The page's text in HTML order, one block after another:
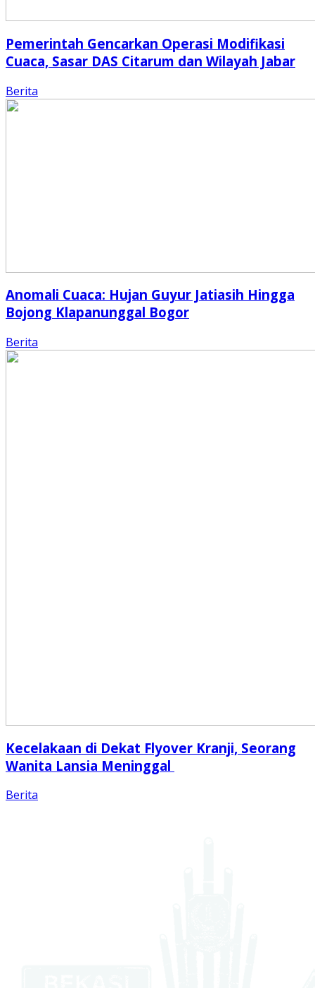
Pemerintah Gencarkan Operasi Modifikasi
Cuaca, Sasar DAS Citarum dan Wilayah Jabar
Berita
Anomali Cuaca: Hujan Guyur Jatiasih Hingga
Bojong Klapanunggal Bogor
Berita
Kecelakaan di Dekat Flyover Kranji, Seorang
Wanita Lansia Meninggal
Berita